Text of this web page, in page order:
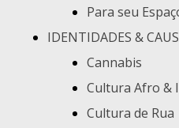
Para seu
IDENTIDADES &
Cannabis
Cultura Afro &
Cultura de Rua